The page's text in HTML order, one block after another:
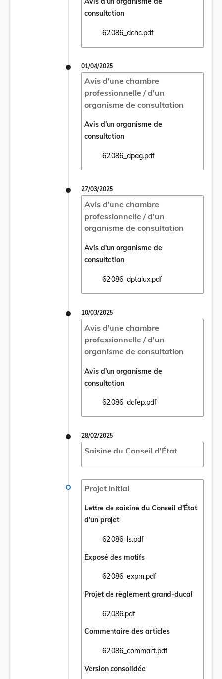
consultation
62.086_dchc.pdf
Ouvrir le document 62.086_dchc.pdf dans
01/04/2025
Avis d'une chambre
professionnelle / d'un
organisme de consultation
Avis d'un organisme de
consultation
62.086_dpag.pdf
Ouvrir le document 62.086_dpag.pdf
27/03/2025
Avis d'une chambre
professionnelle / d'un
organisme de consultation
Avis d'un organisme de
consultation
62.086_dptalux.pdf
Ouvrir le document 62.086_dptalux.pdf
10/03/2025
Avis d'une chambre
professionnelle / d'un
organisme de consultation
Avis d'un organisme de
consultation
62.086_dcfep.pdf
Ouvrir le document 62.086_dcfep.pdf
28/02/2025
Saisine du Conseil d'État
Projet initial
Lettre de saisine du Conseil d'État
d'un projet
62.086_ls.pdf
Ouvrir le document 62.086_ls.pdf dans un
Exposé des motifs
62.086_expm.pdf
Ouvrir le document 62.086_expm.pdf
Projet de règlement grand-ducal
62.086.pdf
Ouvrir le document 62.086.pdf dans un
Commentaire des articles
62.086_commart.pdf
Ouvrir le document 62.086_commart.pdf
Version consolidée